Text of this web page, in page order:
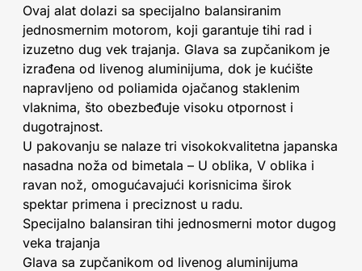
Ovaj alat dolazi sa specijalno balansiranim
jednosmernim motorom, koji garantuje tihi rad i
izuzetno dug vek trajanja. Glava sa zupčanikom je
izrađena od livenog aluminijuma, dok je kućište
napravljeno od poliamida ojačanog staklenim
vlaknima, što obezbeđuje visoku otpornost i
dugotrajnost.
U pakovanju se nalaze tri visokokvalitetna japanska
nasadna noža od bimetala – U oblika, V oblika i
ravan nož, omogućavajući korisnicima širok
spektar primena i preciznost u radu.
Specijalno balansiran tihi jednosmerni motor dugog
veka trajanja
Glava sa zupčanikom od livenog aluminijuma